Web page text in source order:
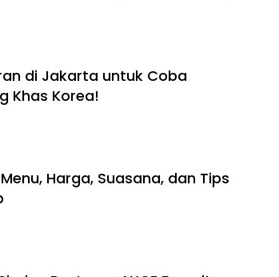
di Jakarta untuk Coba
Khas Korea!
Harga, Suasana, dan Tips